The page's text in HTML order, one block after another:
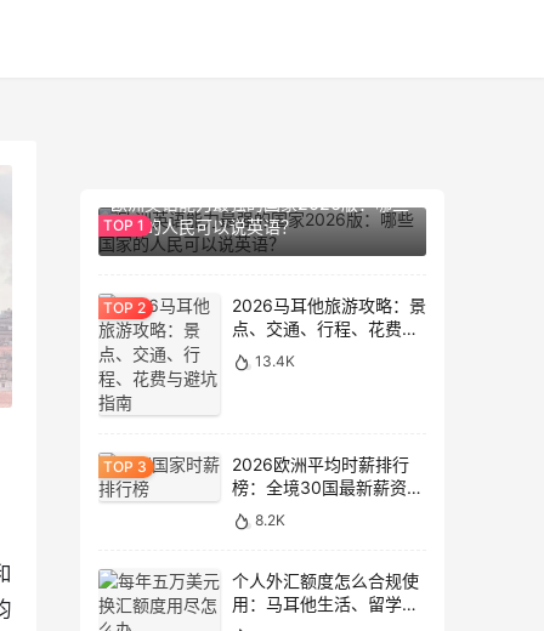
欧洲英语能力最强的国家2026版：哪些
国家的人民可以说英语？
2026马耳他旅游攻略：景
点、交通、行程、花费与
避坑指南
13.4K
2026欧洲平均时薪排行
榜：全境30国最新薪资数
据大盘点
8.2K
个人外汇额度怎么合规使
用：马耳他生活、留学与
移民场景说明